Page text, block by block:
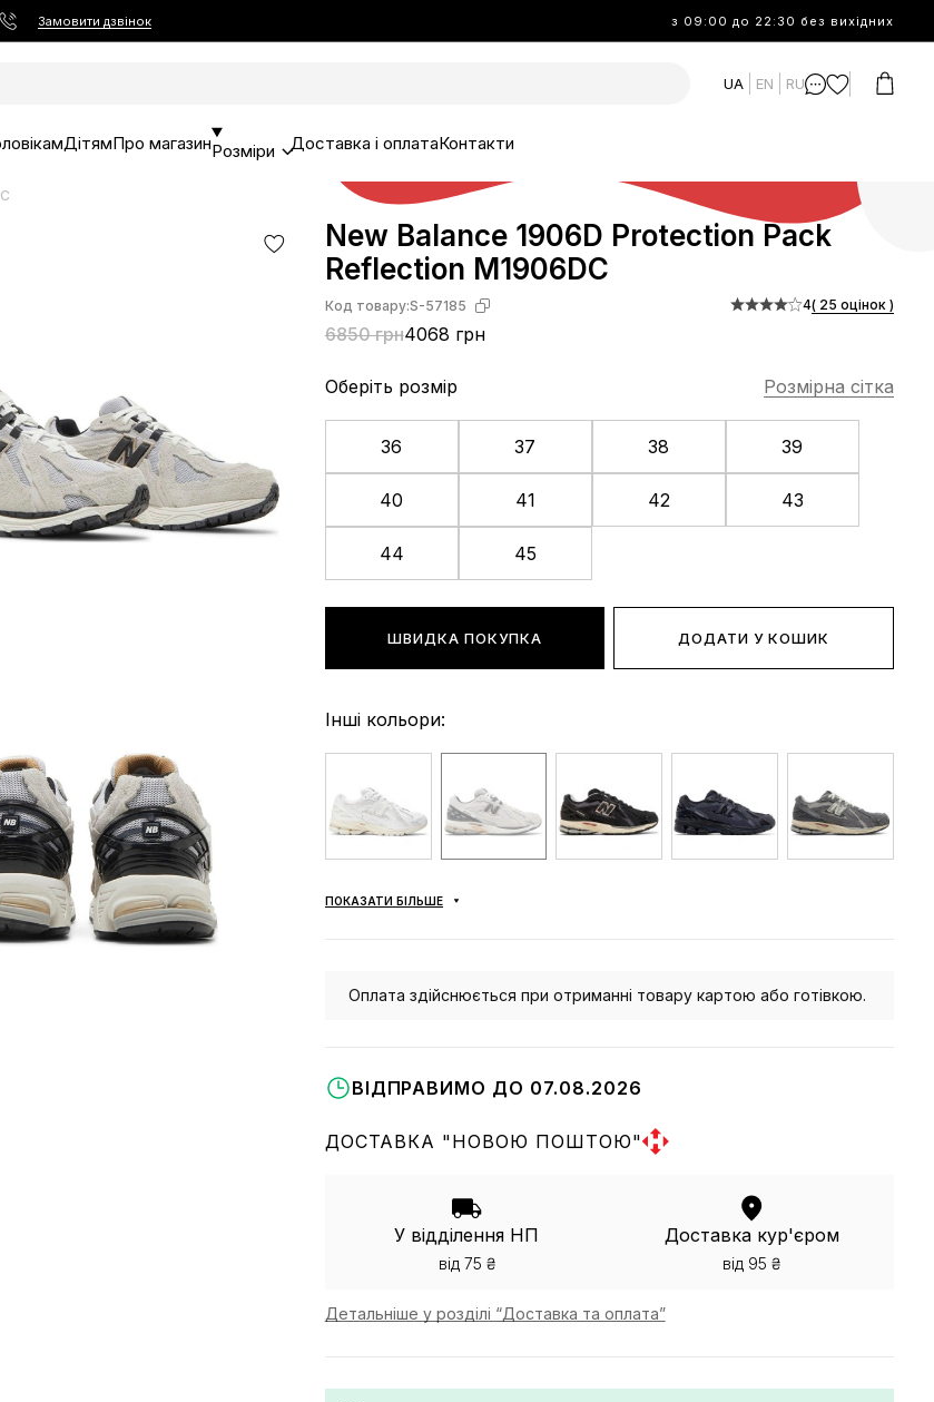
Замовити дзвінок з 09:00 до 22:30 без вихідних
UA EN RU
ДітямПро магазинРозміри Доставка і оплатаКонтакти
New Balance 1906D Protection Pack
Reflection M1906DC
Код товару:S-57185
6850 грн4068 грн
4( 25 оцінок )
Оберіть розмір Розмірна сітка
36 37 38 39
40 41 42 43
44 45
ШВИДКА ПОКУПКА ДОДАТИ У КОШИК
Інші кольори:
ПОКАЗАТИ БІЛЬШЕ
Оплата здійснюється при отриманні товару картою або готівкою.
ВІДПРАВИМО ДО 07.08.2026
ДОСТАВКА "НОВОЮ ПОШТОЮ"
У відділення НП
від 75 ₴
Доставка кур'єром
від 95 ₴
Детальніше у розділі “Доставка та оплата”